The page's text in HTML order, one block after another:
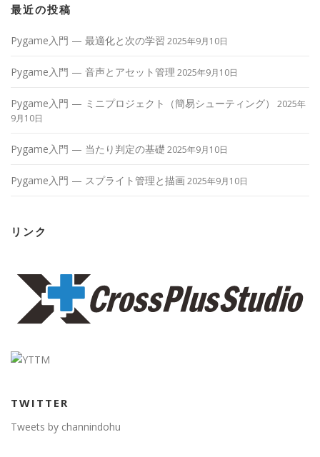
ー
最近の投稿
Pygame入門 — 最適化と次の学習 2025年9月10日
Pygame入門 — 音声とアセット管理 2025年9月10日
Pygame入門 — ミニプロジェクト（簡易シューティング）
2025年
9月10日
Pygame入門 — 当たり判定の基礎 2025年9月10日
Pygame入門 — スプライト管理と描画2025年9月10日
リンク
TWITTER
Tweets by channindohu